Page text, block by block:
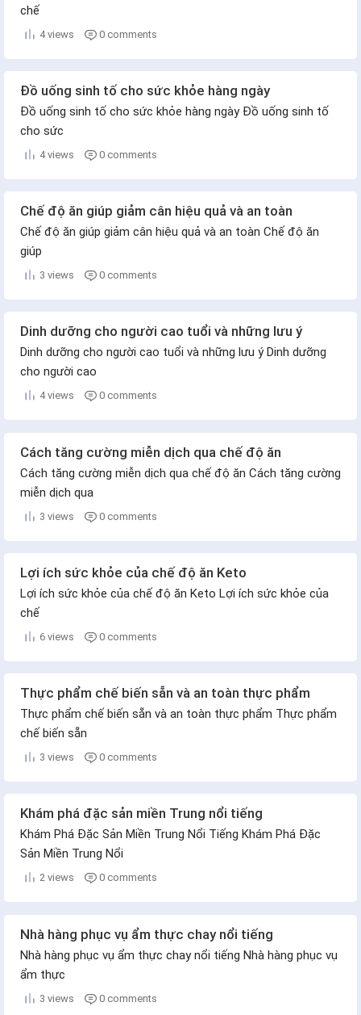
chế
4 views 0 comments
Đồ uống sinh tố cho sức khỏe hàng ngày
Đồ uống sinh tố cho sức khỏe hàng ngày Đồ uống sinh tố
cho sức
4 views 0 comments
Chế độ ăn giúp giảm cân hiệu quả và an toàn
Chế độ ăn giúp giảm cân hiệu quả và an toàn Chế độ ăn
giúp
3 views 0 comments
Dinh dưỡng cho người cao tuổi và những lưu ý
Dinh dưỡng cho người cao tuổi và những lưu ý Dinh dưỡng
cho người cao
4 views 0 comments
Cách tăng cường miễn dịch qua chế độ ăn
Cách tăng cường miễn dịch qua chế độ ăn Cách tăng cường
miễn dịch qua
3 views 0 comments
Lợi ích sức khỏe của chế độ ăn Keto
Lợi ích sức khỏe của chế độ ăn Keto Lợi ích sức khỏe của
chế
6 views 0 comments
Thực phẩm chế biến sẵn và an toàn thực phẩm
Thực phẩm chế biến sẵn và an toàn thực phẩm Thực phẩm
chế biến sẵn
3 views 0 comments
Khám phá đặc sản miền Trung nổi tiếng
Khám Phá Đặc Sản Miền Trung Nổi Tiếng Khám Phá Đặc
Sản Miền Trung Nổi
2 views 0 comments
Nhà hàng phục vụ ẩm thực chay nổi tiếng
Nhà hàng phục vụ ẩm thực chay nổi tiếng Nhà hàng phục vụ
ẩm thực
3 views 0 comments